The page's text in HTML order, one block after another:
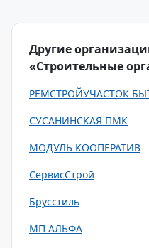
Другие
«Строительные
РЕМСТРОЙУЧАСТОК
СУСАНИНСКАЯ ПМК
МОДУЛЬ КООПЕРАТИВ
СервисСтрой
Брусстиль
МП АЛЬФА